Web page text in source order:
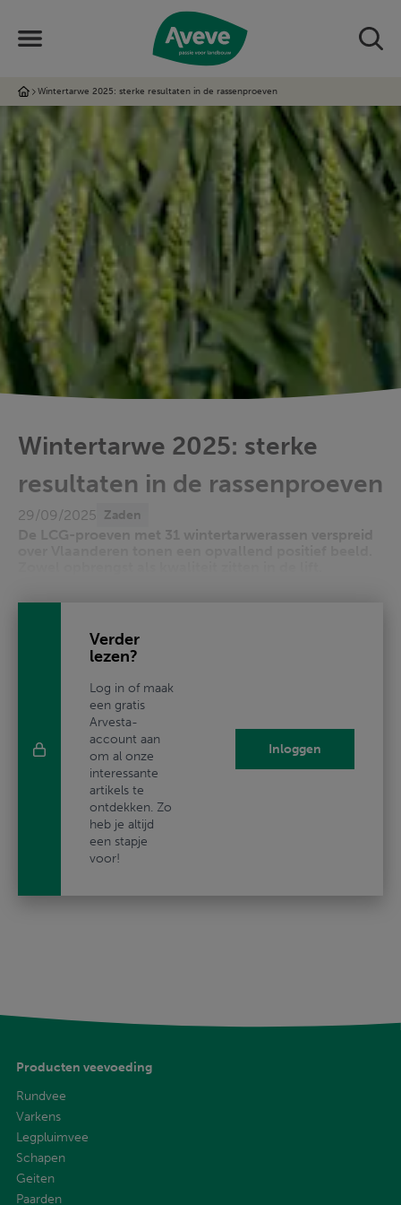
Wintertarwe 2025: sterke resultaten in de rassenproeven
Wintertarwe 2025: sterke
resultaten in de rassenproeven
29/09/2025 Zaden
De LCG-proeven met 31 wintertarwerassen verspreid
Verder
lezen?
Log in of maak
een gratis
Arvesta-
account aan
om al onze
interessante
artikels te
ontdekken. Zo
heb je altijd
een stapje
voor!
Inloggen
Producten veevoeding
Rundvee
Varkens
Legpluimvee
Schapen
Geiten
Paarden